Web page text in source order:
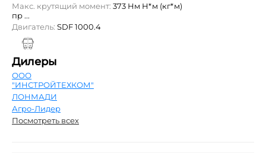
Макс. крутящий момент: 373 Нм Н*м (кг*м)
пр ...
Двигатель: SDF 1000.4
Дилеры
ООО
"ИНСТРОЙТЕХКОМ"
ЛОНМАДИ
Агро-Лидер
Посмотреть всех